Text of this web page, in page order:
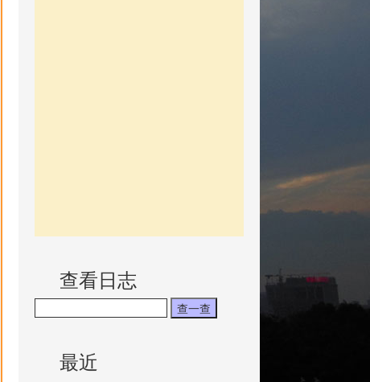
查看日志
最近